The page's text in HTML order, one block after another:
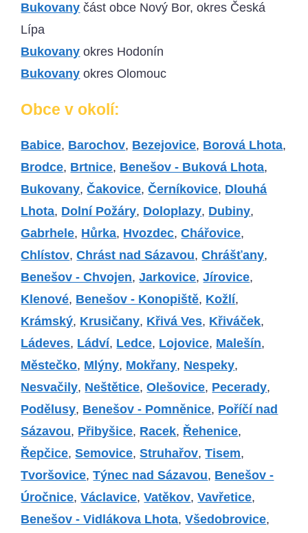
Bukovany část obce Nový Bor, okres Česká
Lípa
Bukovany okres Hodonín
Bukovany okres Olomouc
Obce v okolí:
Babice, Barochov, Bezejovice, Borová Lhota,
Brodce, Brtnice, Benešov - Buková Lhota,
Bukovany,Čakovice,Černíkovice, Dlouhá
Lhota, Dolní Požáry, Doloplazy, Dubiny,
Gabrhele, Hůrka, Hvozdec,Chářovice,
Chlístov,Chrást nad Sázavou,Chrášťany,
Benešov - Chvojen,Jarkovice,Jírovice,
Klenové, Benešov - Konopiště, Kožlí,
Krámský, Krusičany, Křivá Ves, Křiváček,
Ládeves, Ládví, Ledce, Lojovice, Malešín,
Městečko, Mlýny, Mokřany, Nespeky,
Nesvačily, Neštětice,Olešovice, Pecerady,
Podělusy, Benešov - Pomněnice, Poříčí nad
Sázavou, Přibyšice, Racek, Řehenice,
Řepčice,Semovice,Struhařov,Tisem,
Tvoršovice,Týnec nad Sázavou, Benešov -
Úročnice,Václavice,Vatěkov,Vavřetice,
Benešov - Vidlákova Lhota,Všedobrovice,